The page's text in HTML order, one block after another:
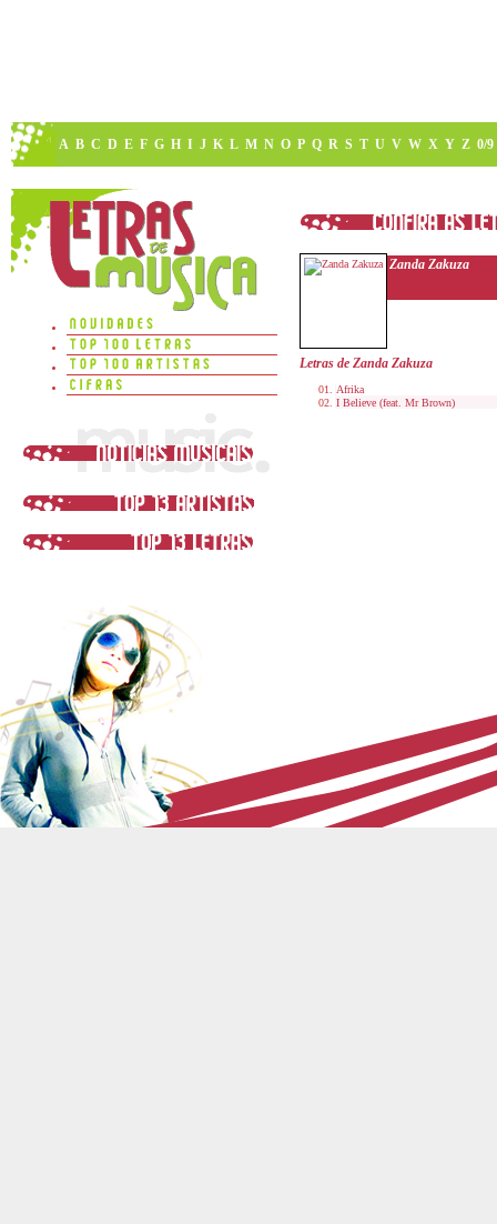
A B C D E F G H I J K L M N O P Q R S T U V W X Y Z 0/9
Zanda Zakuza
Letras de Zanda Zakuza
Afrika
I Believe (feat. Mr Brown)